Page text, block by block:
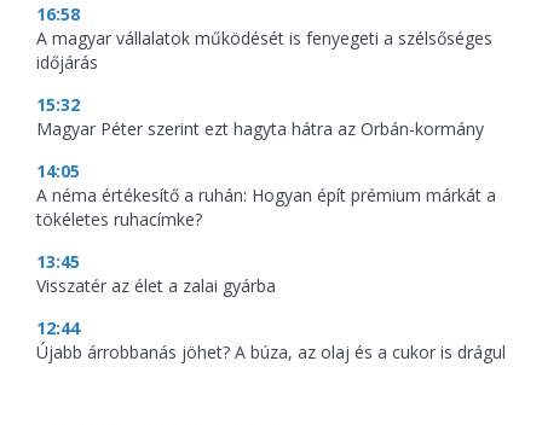
16:58
A magyar vállalatok működését is fenyegeti a szélsőséges
időjárás
15:32
Magyar Péter szerint ezt hagyta hátra az Orbán-kormány
14:05
A néma értékesítő a ruhán: Hogyan épít prémium márkát a
tökéletes ruhacímke?
13:45
Visszatér az élet a zalai gyárba
12:44
Újabb árrobbanás jöhet? A búza, az olaj és a cukor is drágul